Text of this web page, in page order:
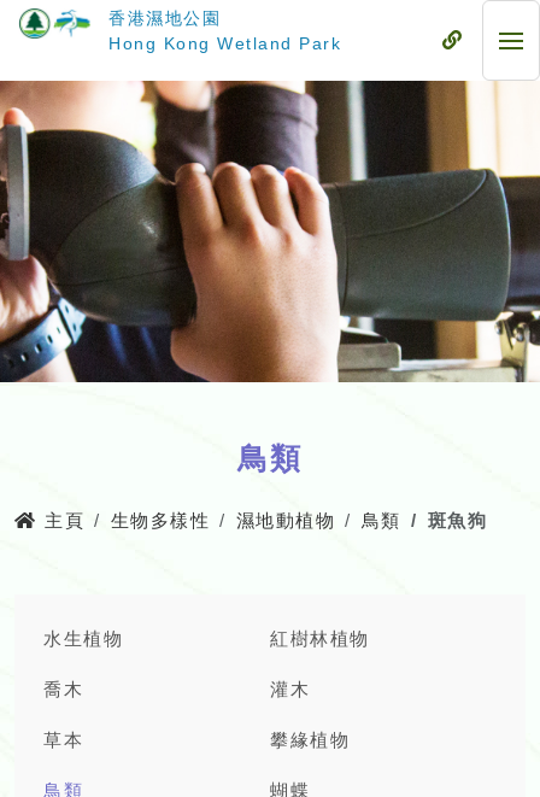
要
內
容
香港濕地公園
Hong Kong Wetland Park
流
流
動
鳥類
主頁 生物多樣性 濕地動植物 鳥類 斑魚狗
水生植物 紅樹林植物
喬木 灌木
草本 攀緣植物
鳥類 蝴蝶